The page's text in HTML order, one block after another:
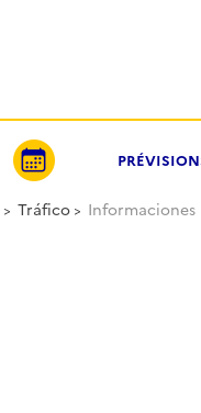
Tráfico Informaciones